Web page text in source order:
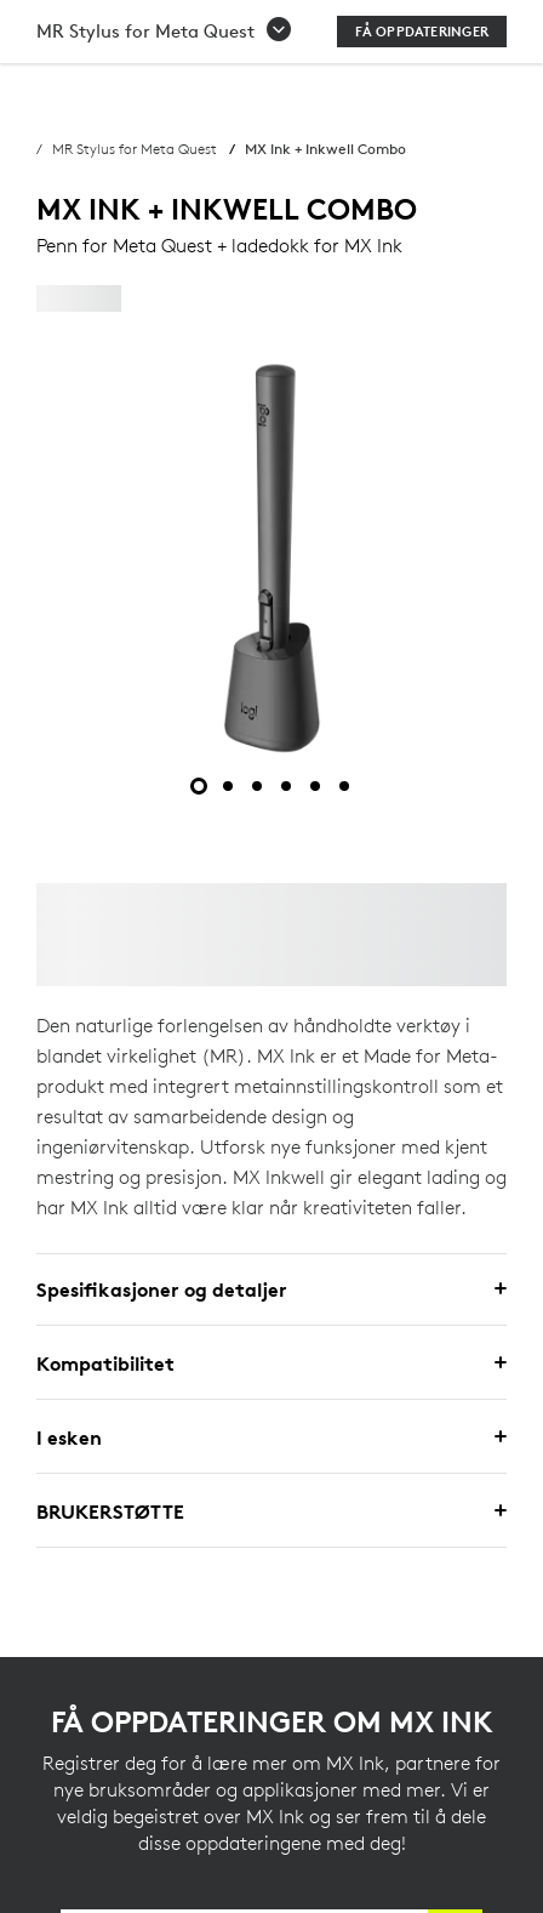
KJØP
INKWELL
COMBO
MR Stylus for Meta Quest FÅ OPPDATERINGER
MR Stylus for Meta Quest MX Ink + Inkwell Combo
MX INK + INKWELL COMBO
Penn for Meta Quest + ladedokk for MX Ink
Den naturlige forlengelsen av håndholdte verktøy i
blandet virkelighet (MR). MX Ink er et Made for Meta-
produkt med integrert metainnstillingskontroll som et
resultat av samarbeidende design og
ingeniørvitenskap. Utforsk nye funksjoner med kjent
mestring og presisjon. MX Inkwell gir elegant lading og
har MX Ink alltid være klar når kreativiteten faller.
Spesifikasjoner og detaljer
Kompatibilitet
I esken
BRUKERSTØTTE
FÅ OPPDATERINGER OM MX INK
Registrer deg for å lære mer om MX Ink, partnere for
nye bruksområder og applikasjoner med mer. Vi er
veldig begeistret over MX Ink og ser frem til å dele
disse oppdateringene med deg!